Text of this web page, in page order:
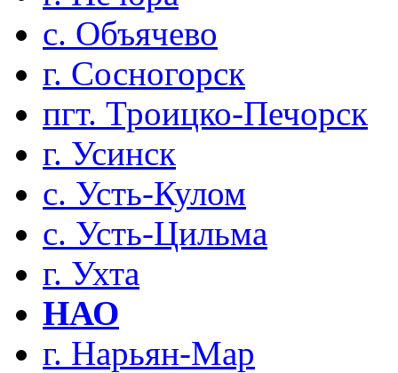
с. Объячево
г. Сосногорск
пгт. Троицко-Печорск
г. Усинск
с. Усть-Кулом
с. Усть-Цильма
г. Ухта
НАО
г. Нарьян-Мар